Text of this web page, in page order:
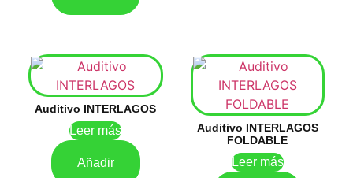
Auditivo INTERLAGOS
Leer más
Añadir
Auditivo INTERLAGOS
FOLDABLE
Leer más